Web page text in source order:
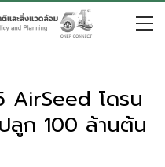
โดรน
ลูก 100 ล้านต้น